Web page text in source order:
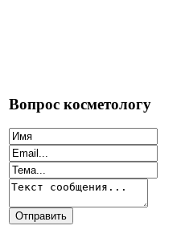
Вопрос косметологу